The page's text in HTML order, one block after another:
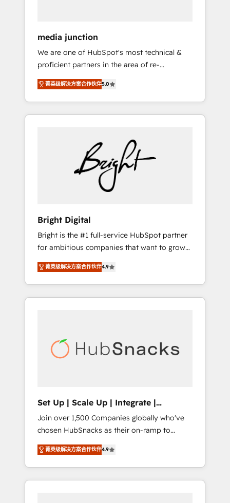
media junction
We are one of HubSpot's most technical &
proficient partners in the area of re-
platforming, website design & development.
We specialize in multi-hub implementations
for mid-market & enterprise companies. We
are woman-owned, powered by coffee, and
Impact Award 🏆2022 Technical Expertise
Impact Award 🏆2022 Platform Migration
Excellence Impact Award 🏆2020 Elite
Solutions Partner 🏆2019 Integrations
Website Design HubSpot Impact Award 🏆
2017 Website Design HubSpot Impact Award
🏆2016 Growth-Driven Design Agency of the
Year 🏆2016 Sales Enablement HubSpot
Impact Award 🏆2015 Growth-Driven Design
Agency of the Year 🏆2015 Became the 5th
Agency to reach Diamond 🏆2014 HubSpot
Became a HubSpot Partner 📆Founded in
菁英级解决方案合作伙伴5.0
Bright Digital
Bright is the #1 full-service HubSpot partner
for ambitious companies that want to grow
smarter. From HubSpot onboarding, to
training, from developing a new website to
lead generation and digital marketing; we do
it all (and with great results)! In short, our
modules, integrations - Marketing & sales
solutions: digital marketing, advertising,
people, exciting ideas and can-do mentality,
we ensure revenue growth on a daily basis.
So tell us your challenge; our passionate and
growth driven team of 100+ experts is ready
for you! Driving digital growth |
www.brightdigital.com
菁英级解决方案合作伙伴4.9
Set Up | Scale Up | Integrate |
HubSnacks FlexPlan
Join over 1,500 Companies globally who've
chosen HubSnacks as their on-ramp to
HubSpot since 2014 Simple pay-as-you-go
plans that accelerate value... 1️⃣ Set Up |
Onboarding New or Check-fixing existing
HubSpot portals 2️⃣ Scale Up | 100% HubSpot
菁英级解决方案合作伙伴4.9